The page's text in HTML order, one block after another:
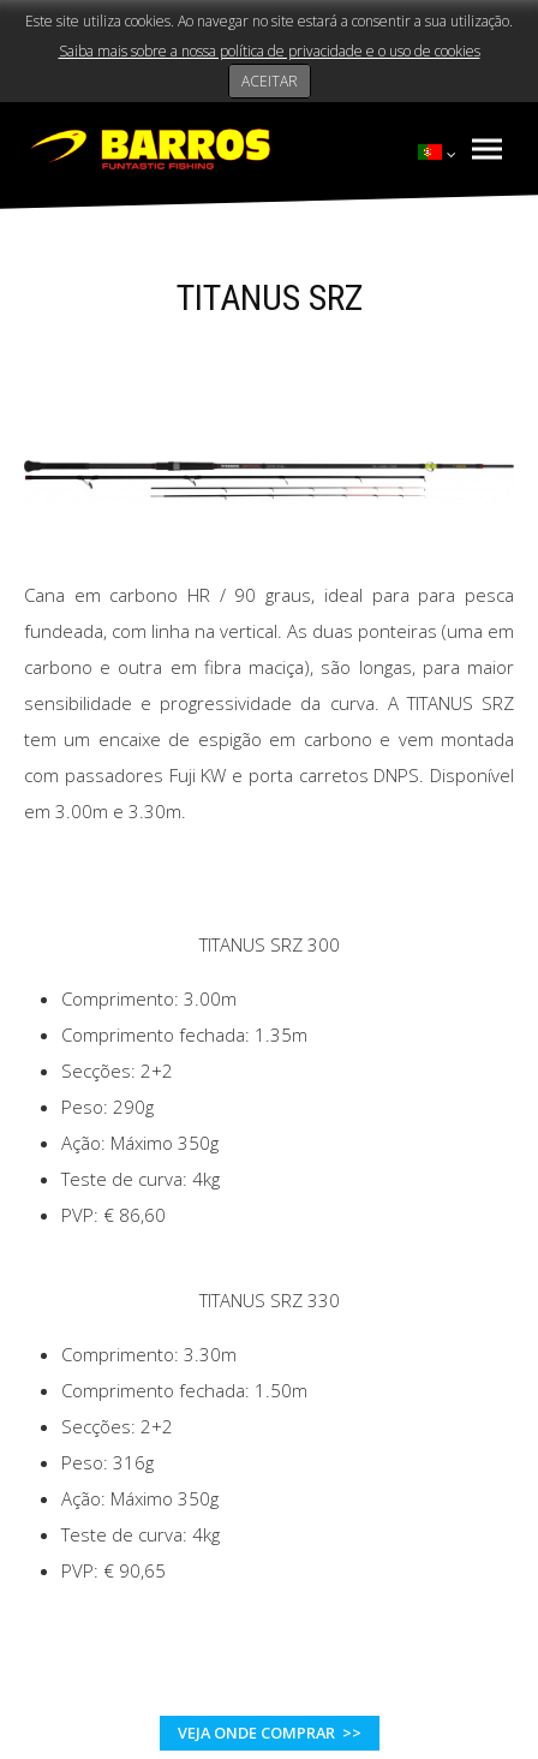
Este site utiliza cookies. Ao navegar no site estará a consentir a sua utilização.
Saiba mais sobre a nossa política de privacidade e o uso de cookies
ACEITAR
TITANUS SRZ
Cana em carbono HR / 90 graus, ideal para para pesca
fundeada, com linha na vertical. As duas ponteiras (uma em
carbono e outra em fibra maciça), são longas, para maior
sensibilidade e progressividade da curva. A TITANUS SRZ
tem um encaixe de espigão em carbono e vem montada
com passadores Fuji KW e porta carretos DNPS. Disponível
em 3.00m e 3.30m.
TITANUS SRZ 300
Comprimento: 3.00m
Comprimento fechada: 1.35m
Secções: 2+2
Peso: 290g
Ação: Máximo 350g
Teste de curva: 4kg
PVP: € 86,60
TITANUS SRZ 330
Comprimento: 3.30m
Comprimento fechada: 1.50m
Secções: 2+2
Peso: 316g
Ação: Máximo 350g
Teste de curva: 4kg
PVP: € 90,65
VEJA ONDE COMPRAR >>